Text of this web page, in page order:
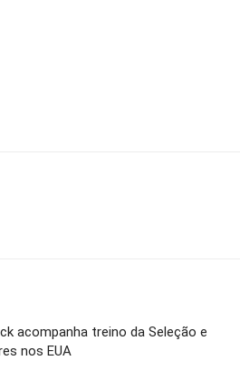
acompanha treino da Seleção e
nos EUA